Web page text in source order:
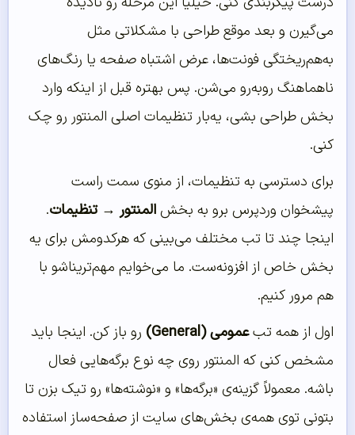
می‌گیرن و بعد موقع طراحی با مشکلاتی مثل
به‌هم‌ریختگی فونت‌ها، عرض اشتباه صفحه یا رنگ‌های
ناهماهنگ روبه‌رو می‌شن. پس بهتره قبل از اینکه وارد
بخش طراحی بشی، یه‌بار تنظیمات اصلی المنتور رو چک
کنی.
برای دسترسی به تنظیمات، از منوی سمت راست
پیشخوان وردپرس برو به بخشالمنتور → تنظیمات.
اینجا چند تا تب مختلف می‌بینی که هرکدومش برای یه
بخش خاص از افزونه‌ست. ما می‌خوایم مهم‌تریناشو با
هم مرور کنیم.
اول از همه تبعمومی (General)
رو باز کن. اینجا باید
مشخص کنی که المنتور روی چه نوع برگه‌هایی فعال
باشه. معمولاً گزینه‌ی «برگه‌ها» و «نوشته‌ها» رو تیک بزن تا
بتونی توی همه‌ی بخش‌های سایت از صفحه‌ساز استفاده